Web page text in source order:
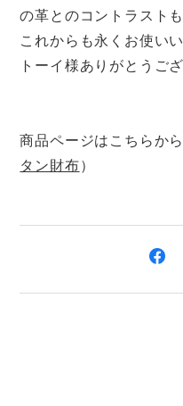
の革とのコントラストも
これからも永くお使い
トーイ様ありがとうご
商品ページはこちらか
タン財布）